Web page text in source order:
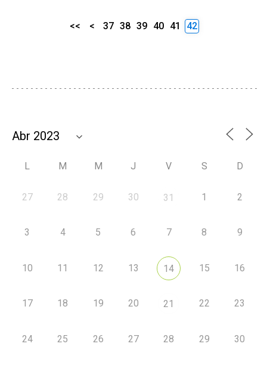
<< < 37 38 39 40 41 42
L M M J V S D
27 28 29 30 31 1 2
3 4 5 6 7 8 9
10 11 12 13 14 15 16
17 18 19 20 21 22 23
24 25 26 27 28 29 30